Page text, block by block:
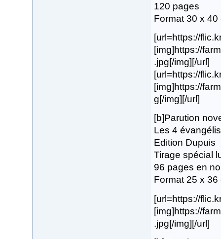
120 pages
Format 30 x 40
[url=https://
[img]https://
.jpg[/img][/url]
[url=https://
[img]https://
g[/img][/url]
[b]Parution
Les 4
Edition Dupuis
Tirage spécial
96 pages en
Format 25 x 36
[url=https://
[img]https://
.jpg[/img][/url]